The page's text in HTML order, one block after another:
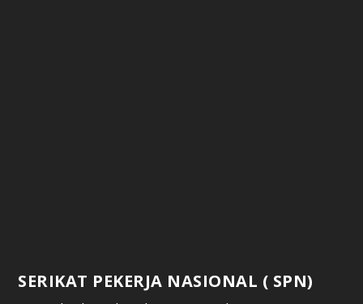
SERIKAT PEKERJA NASIONAL ( SPN)